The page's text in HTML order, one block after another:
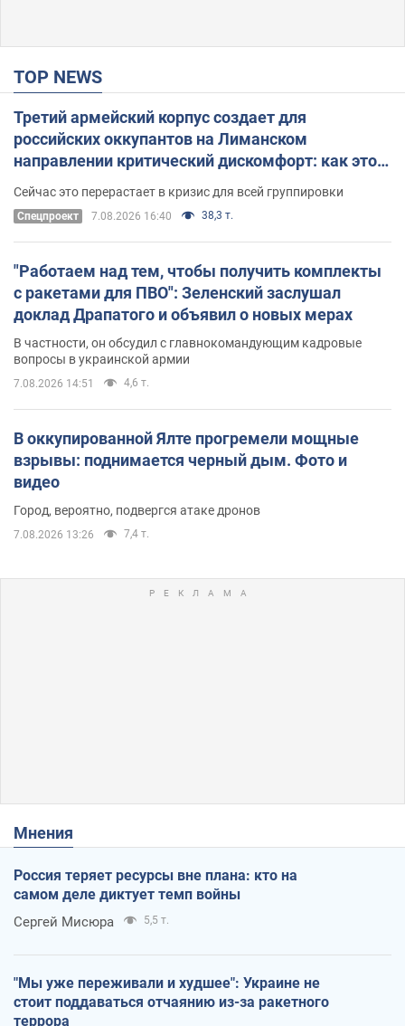
TOP NEWS
Третий армейский корпус создает для
российских оккупантов на Лиманском
направлении критический дискомфорт: как это
удалось
Сейчас это перерастает в кризис для всей группировки
Спецпроект 7.08.2026 16:40 38,3 т.
"Работаем над тем, чтобы получить комплекты
с ракетами для ПВО": Зеленский заслушал
доклад Драпатого и объявил о новых мерах
В частности, он обсудил с главнокомандующим кадровые
вопросы в украинской армии
7.08.2026 14:51 4,6 т.
В оккупированной Ялте прогремели мощные
взрывы: поднимается черный дым. Фото и
видео
Город, вероятно, подвергся атаке дронов
7.08.2026 13:26 7,4 т.
Мнения
Россия теряет ресурсы вне плана: кто на
самом деле диктует темп войны
Сергей Мисюра 5,5 т.
"Мы уже переживали и худшее": Украине не
стоит поддаваться отчаянию из-за ракетного
террора